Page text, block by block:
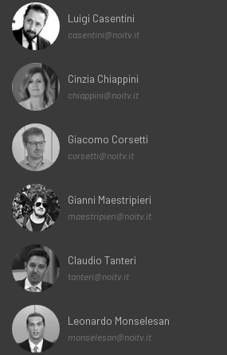
Luigi Casentini
casentini@noitv.it
Cinzia Chiappini
chiappini@noitv.it
Giacomo Corsetti
corsetti@noitv.it
Gianni Maestripieri
maestripieri@noitv.it
Claudio Tanteri
tanteri@noitv.it
Leonardo Monselesan
monselesan@noitv.it